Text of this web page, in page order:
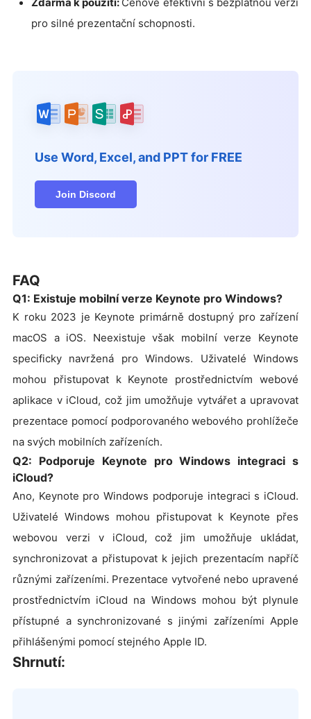
Zdarma k použití: Cenově efektivní s bezplatnou verzí
pro silné prezentační schopnosti.
Use Word, Excel, and PPT for FREE
Join Discord
FAQ
Q1: Existuje mobilní verze Keynote pro Windows?
K roku 2023 je Keynote primárně dostupný pro zařízení
macOS a iOS. Neexistuje však mobilní verze Keynote
specificky navržená pro Windows. Uživatelé Windows
mohou přistupovat k Keynote prostřednictvím webové
aplikace v iCloud, což jim umožňuje vytvářet a upravovat
prezentace pomocí podporovaného webového prohlížeče
na svých mobilních zařízeních.
Q2: Podporuje Keynote pro Windows integraci s
iCloud?
Ano, Keynote pro Windows podporuje integraci s iCloud.
Uživatelé Windows mohou přistupovat k Keynote přes
webovou verzi v iCloud, což jim umožňuje ukládat,
synchronizovat a přistupovat k jejich prezentacím napříč
různými zařízeními. Prezentace vytvořené nebo upravené
prostřednictvím iCloud na Windows mohou být plynule
přístupné a synchronizované s jinými zařízeními Apple
přihlášenými pomocí stejného Apple ID.
Shrnutí: